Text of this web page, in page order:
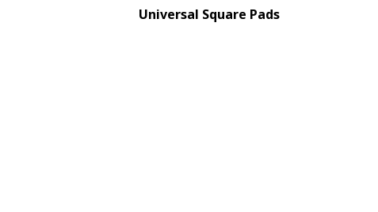
Universal Square Pads